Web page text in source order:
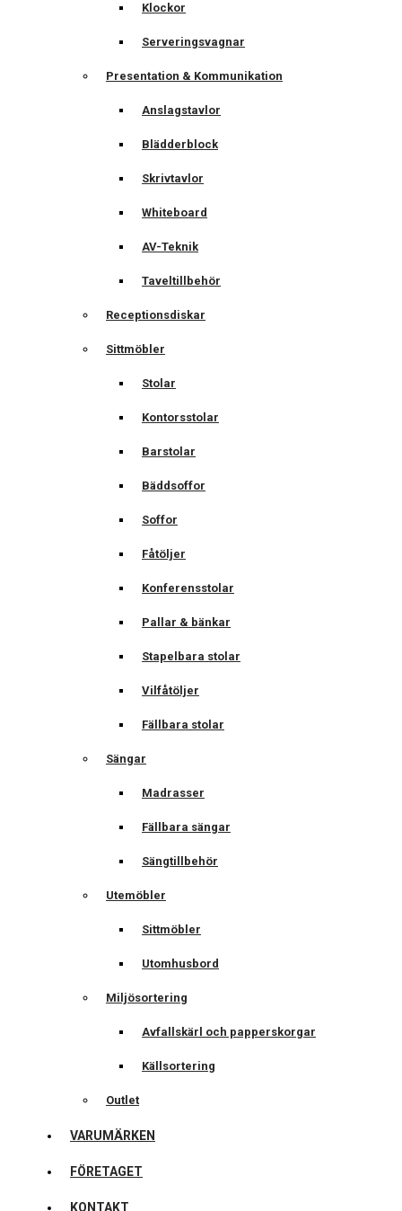
Klockor
Serveringsvagnar
Presentation & Kommunikation
Anslagstavlor
Blädderblock
Skrivtavlor
Whiteboard
AV-Teknik
Taveltillbehör
Receptionsdiskar
Sittmöbler
Stolar
Kontorsstolar
Barstolar
Bäddsoffor
Soffor
Fåtöljer
Konferensstolar
Pallar & bänkar
Stapelbara stolar
Vilfåtöljer
Fällbara stolar
Sängar
Madrasser
Fällbara sängar
Sängtillbehör
Utemöbler
Sittmöbler
Utomhusbord
Miljösortering
Avfallskärl och papperskorgar
Källsortering
Outlet
VARUMÄRKEN
FÖRETAGET
KONTAKT